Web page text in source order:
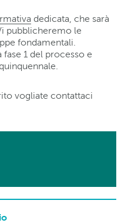
dedicata, che sarà
pubblicheremo le
fondamentali.
1 del processo e
vogliate contattaci